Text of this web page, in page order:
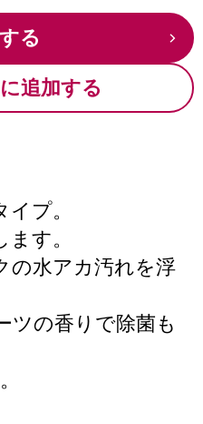
る
追加する
プ。
す。
の水アカ汚れを浮
ツの香りで除菌も